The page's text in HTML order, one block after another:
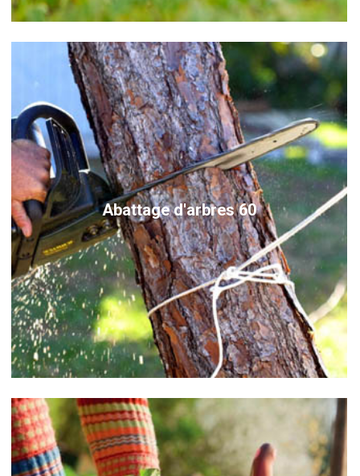
Abattage d'arbres 60